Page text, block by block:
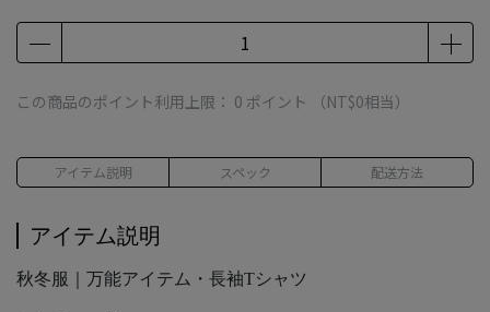
この商品のポイント利用上限： 0 ポイント （NT$0相当）
アイテム説明 スペック 配送方法
アイテム説明
秋冬服｜万能アイテム・長袖Tシャツ